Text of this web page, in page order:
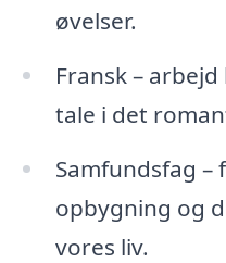
øvelser.
Fransk –
tale i det
Samfundsfag
opbygning og
vores liv.